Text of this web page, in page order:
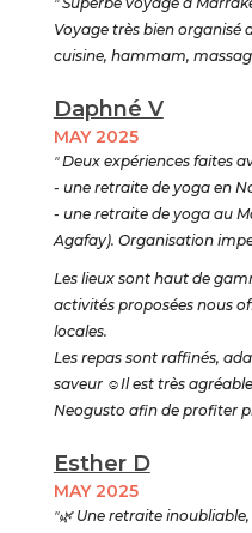
Voyage très bien organisé
cuisine, hammam,
Daphné V
MAY 2025
"Deux expériences faites
- une retraite de yoga en
- une retraite de yoga au
Agafay). Organisation
Les lieux sont haut de
activités proposées nous
locales.
Les repas sont raffinés,
saveur ☺️Il est très
Neogusto afin de profiter
Esther D
MAY 2025
"🌿Une retraite